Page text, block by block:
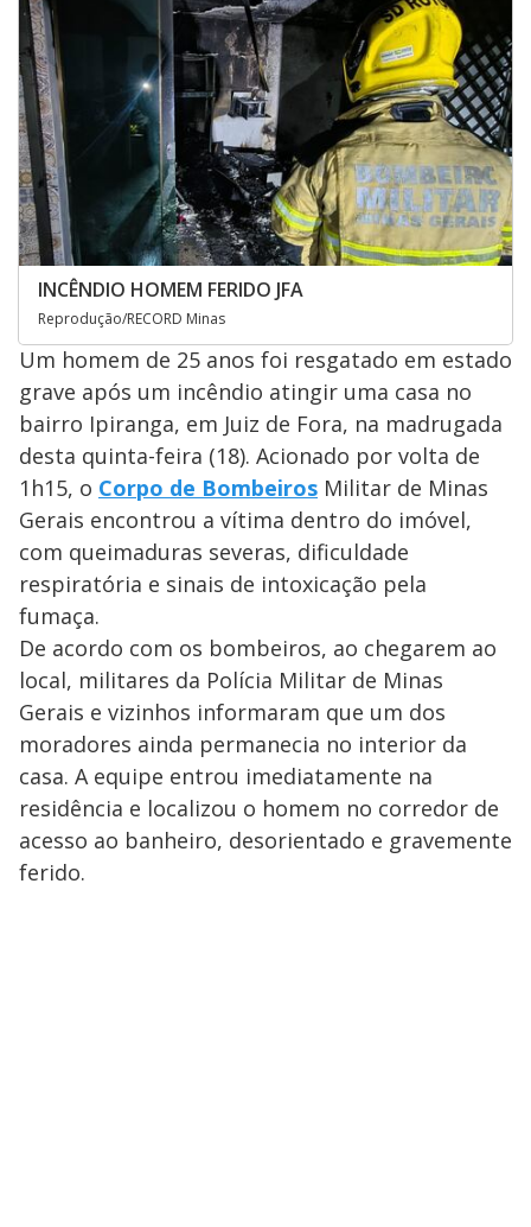
INCÊNDIO HOMEM FERIDO JFA
Reprodução/RECORD Minas
Um homem de 25 anos foi resgatado em estado
grave após um incêndio atingir uma casa no
bairro Ipiranga, em Juiz de Fora, na madrugada
desta quinta-feira (18). Acionado por volta de
1h15, o Corpo de Bombeiros Militar de Minas
Gerais encontrou a vítima dentro do imóvel,
com queimaduras severas, dificuldade
respiratória e sinais de intoxicação pela
fumaça.
De acordo com os bombeiros, ao chegarem ao
local, militares da Polícia Militar de Minas
Gerais e vizinhos informaram que um dos
moradores ainda permanecia no interior da
casa. A equipe entrou imediatamente na
residência e localizou o homem no corredor de
acesso ao banheiro, desorientado e gravemente
ferido.